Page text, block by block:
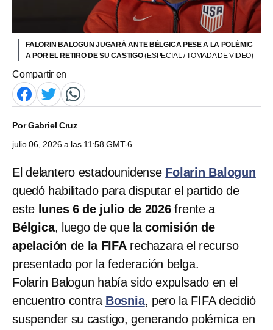
FALORIN BALOGUN JUGARÁ ANTE BÉLGICA PESE A LA POLÉMIC
A POR EL RETIRO DE SU CASTIGO(ESPECIAL / TOMADA DE VIDEO)
Compartir en
PorGabriel Cruz
julio 06, 2026 a las 11:58 GMT-6
El delantero estadounidense Folarin Balogun
quedó habilitado para disputar el partido de
este lunes 6 de julio de 2026frente a
Bélgica, luego de que lacomisión de
apelación de la FIFArechazara el recurso
presentado por la federación belga.
Folarin Balogun había sido expulsado en el
encuentro contra Bosnia, pero la FIFA decidió
suspender su castigo, generando polémica en